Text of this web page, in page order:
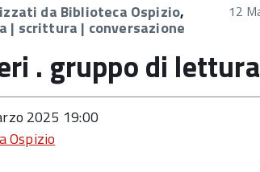
da Biblioteca Ospizio,
| scrittura | conversazione
12
. gruppo di lettura
2025 19:00
Ospizio